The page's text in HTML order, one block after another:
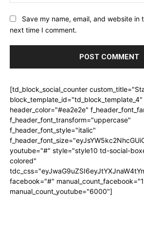
Save my name, email, and website in
next time I comment.
[td_block_social_counter
block_template_id="td_block_template_4"
header_color="#ea2e2e"
f_header_font_transform="uppercase"
f_header_font_style="italic"
youtube="#" style="style10 td-social-
colored"
facebook="#"
manual_count_youtube="6000"]